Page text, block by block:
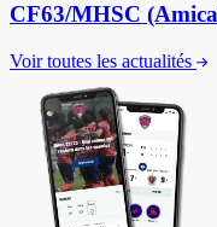
CF63/MHSC
Voir toutes les actualités